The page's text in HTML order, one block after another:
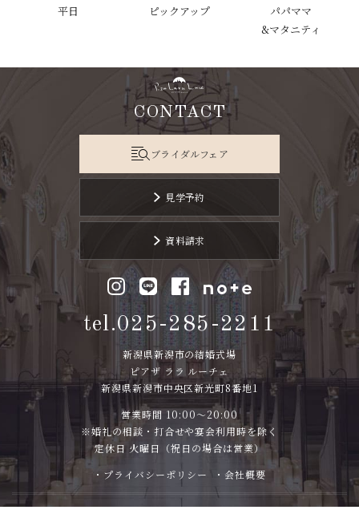
平日 ピックアップ
パパママ
&マタニティ
CONTACT
ブライダルフェア
見学予約
資料請求
tel.025-285-2211
新潟県新潟市の結婚式場
ピアザ ララ ルーチェ
新潟県新潟市中央区新光町8番地1
営業時間 10:00～20:00
※婚礼の相談・打合せや宴会利用時を除く
定休日 火曜日（祝日の場合は営業）
・プライバシーポリシー
・会社概要